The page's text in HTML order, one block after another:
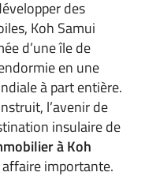
des
Koh Samui
d’une île de
en une
à part entière.
l’avenir de
insulaire de
à Koh
importante.